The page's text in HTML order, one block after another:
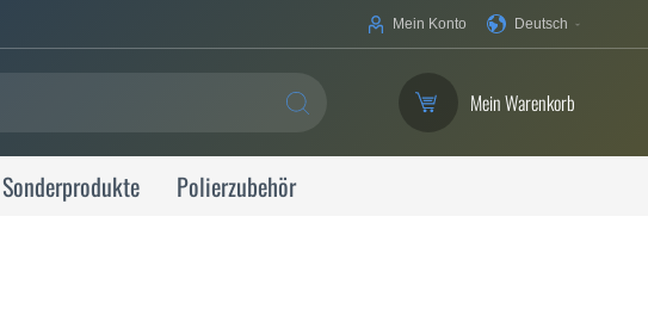
Ihre
Deutsch
Mein Konto
SUCHE Mein Warenkorb
Sonderprodukte Polierzubehör